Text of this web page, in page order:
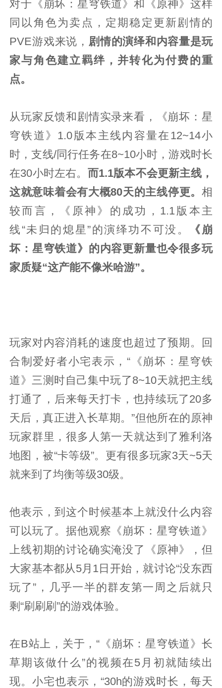
对于《崩坏：星穹铁道》和《原神》这样
同以角色为卖点，定期稳定更新剧情的
PVE游戏来说， 剧情的演绎和内容量是玩
家与角色建立羁绊，并转化为付费的重
点。
从玩家反馈和剧情实录来看，《崩坏：星
穹铁道》1.0版本主线内容量在12~14小
时，支线/同行任务在8~10小时，游戏时长
在30小时左右。 而1.1版本不会更新主线，
这就意味着会有大概80天的主线停更。 相
较而言，《原神》的成功，1.1版本主
线“未归的熄星”的演绎功不可没。
《崩
坏：星穹铁道》的内容更新量也令很多玩
家质疑“这产能不像米哈游”。
玩家对内容消耗的速度也超过了预期。回
合制爱好者小宅表示，“《崩坏：星穹铁
道》三测时自己集中玩了8~10天就把主线
打通了，后来每天打卡，也持续玩了20多
天后，真正进入长草期。”但他所在的原神
玩家群里，很多人第一天就达到了雅利洛
地图，被“卡等级”。更有很多玩家3天~5天
就来到了均衡等级30级。
他表示，到这个时候基本上就没什么内容
可以玩了。据他观察《崩坏：星穹铁道》
上线初期的讨论确实淹没了《原神》，但
大家基本都从5月1日开始，就讨论“没东西
玩了”，几乎一半的群友第一周之后就只
剩“刷刷刷”的游戏体验。
在B站上，关于，“《崩坏：星穹铁道》长
草期该做什么”的视频在5月初就陆续出
现。小宅也表示，“30h的游戏时长，每天